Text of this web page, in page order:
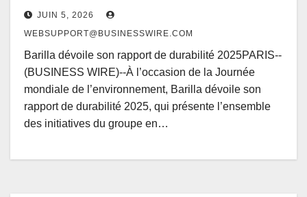
JUIN 5, 2026
WEBSUPPORT@BUSINESSWIRE.COM
Barilla dévoile son rapport de durabilité 2025PARIS--
(BUSINESS WIRE)--À l’occasion de la Journée
mondiale de l’environnement, Barilla dévoile son
rapport de durabilité 2025, qui présente l’ensemble
des initiatives du groupe en…